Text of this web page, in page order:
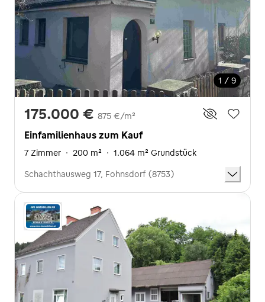
1 / 9
175.000 € 875 €/m²
Einfamilienhaus zum Kauf
7 Zimmer · 200 m² · 1.064 m² Grundstück
Schachthausweg 17, Fohnsdorf (8753)